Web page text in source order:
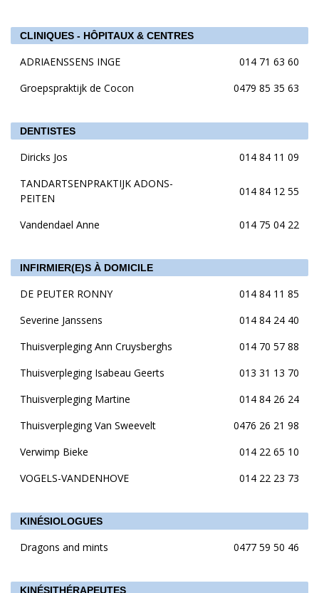
CLINIQUES - HÔPITAUX & CENTRES
ADRIAENSSENS INGE
014 71 63 60
Groepspraktijk de Cocon
0479 85 35 63
DENTISTES
Diricks Jos
014 84 11 09
TANDARTSENPRAKTIJK ADONS-
PEITEN
014 84 12 55
Vandendael Anne 014 75 04 22
INFIRMIER(E)S À DOMICILE
DE PEUTER RONNY
014 84 11 85
Severine Janssens
014 84 24 40
Thuisverpleging Ann Cruysberghs
014 70 57 88
Thuisverpleging Isabeau Geerts
013 31 13 70
Thuisverpleging Martine
014 84 26 24
Thuisverpleging Van Sweevelt
0476 26 21 98
Verwimp Bieke
014 22 65 10
VOGELS-VANDENHOVE
014 22 23 73
KINÉSIOLOGUES
Dragons and mints 0477 59 50 46
KINÉSITHÉRAPEUTES